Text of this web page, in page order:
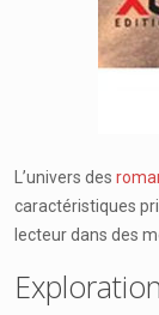
L’univers des
caractéristiques
lecteur dans des